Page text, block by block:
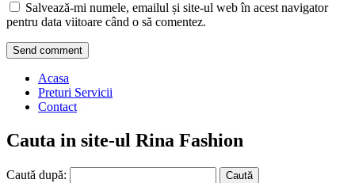
Salvează-mi numele, emailul și site-ul web în acest navigator
pentru data viitoare când o să comentez.
Acasa
Preturi Servicii
Contact
Cauta in site-ul Rina Fashion
Caută după: